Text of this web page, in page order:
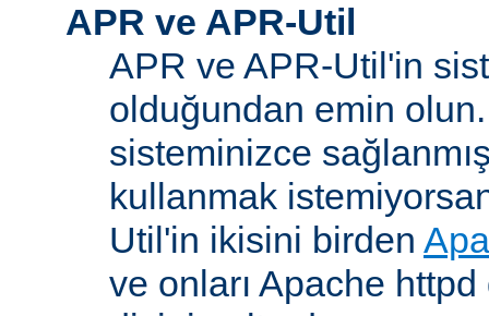
APR ve APR-Util
APR ve APR-Util'in
olduğundan emin
sisteminizce
kullanmak
Util'in ikisini birden
ve onları Apache httpd